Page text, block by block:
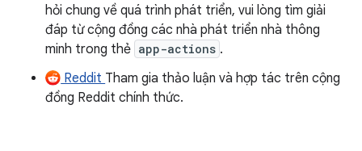
hỏi chung về quá trình phát triển, vui lòng tìm giải
đáp từ cộng đồng các nhà phát triển nhà thông
minh trong thẻ app-actions .
Reddit Tham gia thảo luận và hợp tác trên cộng
đồng Reddit chính thức.